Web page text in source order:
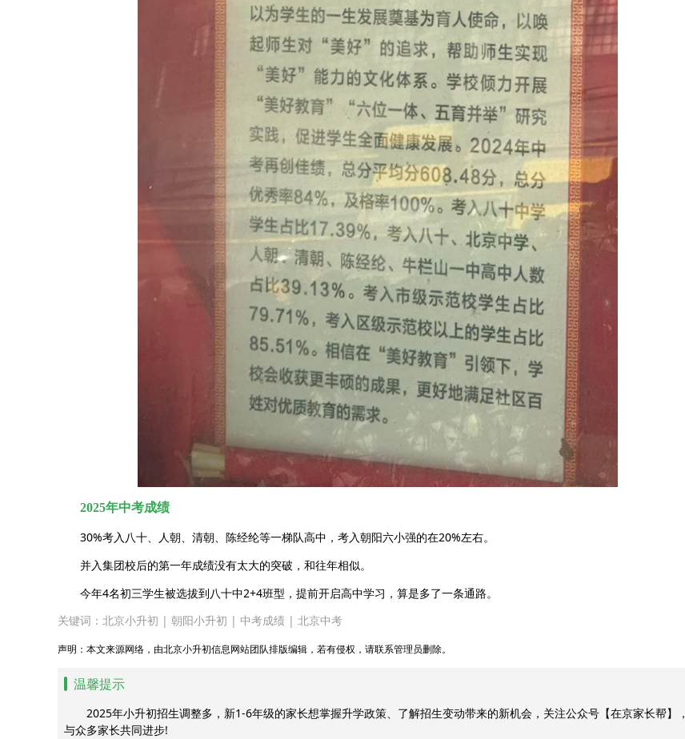
2025年中考成绩
30%考入八十、人朝、清朝、陈经纶等一梯队高中，考入朝阳六小强的在20%左右。
并入集团校后的第一年成绩没有太大的突破，和往年相似。
今年4名初三学生被选拔到八十中2+4班型，提前开启高中学习，算是多了一条通路。
关键词： 北京小升初 | 朝阳小升初 | 中考成绩 | 北京中考
声明：本文来源网络，由北京小升初信息网站团队排版编辑，若有侵权，请联系管理员删除。
温馨提示
2025年小升初招生调整多，新1-6年级的家长想掌握升学政策、了解招生变动带来的新机会，关注公众号【在京家长帮】，
与众多家长共同进步!